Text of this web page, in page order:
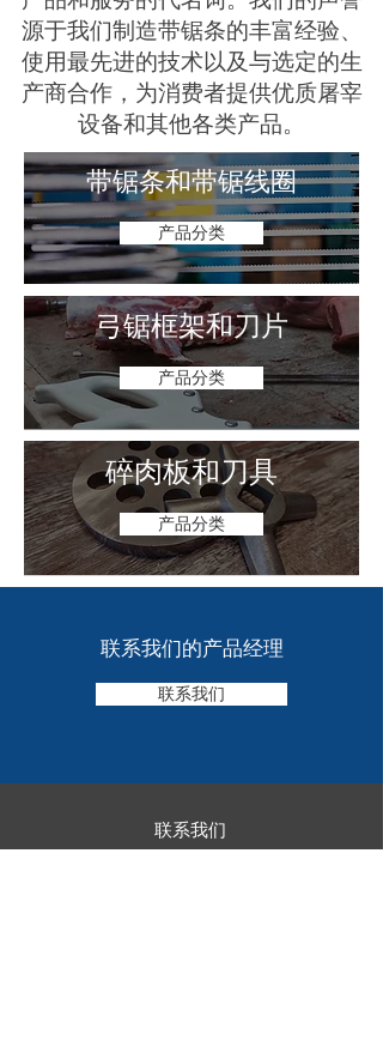
源于我们制造带锯条的丰富经验、
使用最先进的技术以及与选定的生
产商合作，为消费者提供优质屠宰
设备和其他各类产品。
带锯条和带锯线圈
产品分类
弓锯框架和刀片
产品分类
碎肉板和刀具
产品分类
联系我们的产品经理
联系我们
联系我们